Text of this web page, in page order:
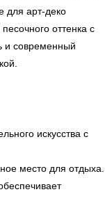
для арт-деко
оттенка с
и современный
искусства с
место для отдыха.